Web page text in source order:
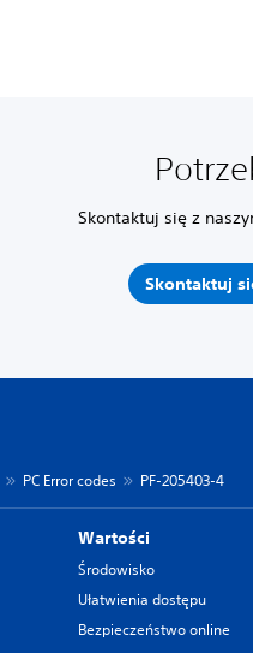
Skontaktuj się z
Skontaktuj
PC Error codes PF-205403-4
Wartości
Środowisko
Ułatwienia dostępu
Bezpieczeństwo online